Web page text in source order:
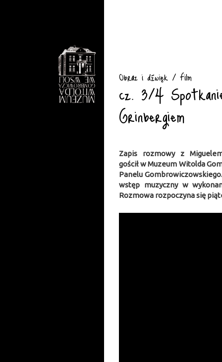
Obraz i dźwięk / Film
cz. 3/4
Grinbergiem
Zapis rozmowy z
gościł w Muzeum Witolda
Panelu
wstęp muzyczny w
Rozmowa rozpoczyna się